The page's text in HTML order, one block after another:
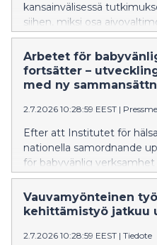
kansainvälisessä
siihen, miksi osa
Tulokset voivat
nykyistä paremmin ne
puhkeamisriski on suurin
lääkehoitojen kehittämistä.
Arbetet för
fortsätter –
med ny
2.7.2026 10:28:59 EEST |
Efter att Institutet för
nationella samordnande
för babyvänlig
välfärdsområden. Målet
HUS har sammankallat är
babyvänlig vård i hela
Vauvamyönteinen
kehittämistyö jatkuu
2.7.2026 10:28:59 EEST | Tiedote